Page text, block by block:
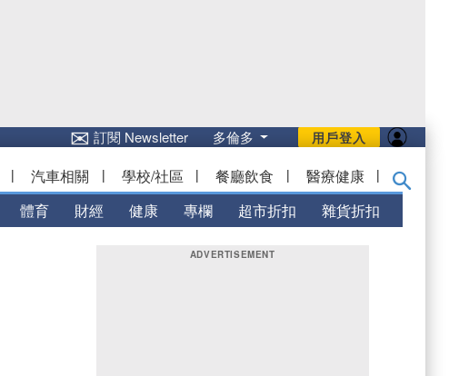
用戶登入
✉訂閱 Newsletter 多倫多
| 汽車相關 | 學校/社區 | 餐廳飲食 | 醫療健康 |
體育 財經 健康 專欄 超市折扣 雜貨折扣